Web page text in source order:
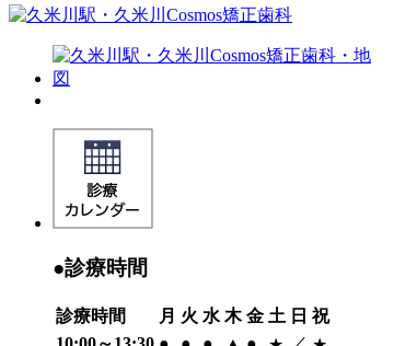
●診療時間
診療時間 月 火 水 木 金 土 日 祝